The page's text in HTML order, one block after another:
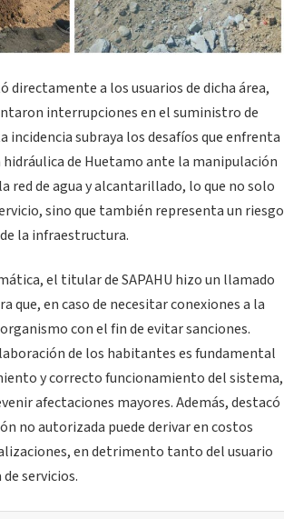
directamente a los usuarios de dicha área,
interrupciones en el suministro de
incidencia subraya los desafíos que enfrenta
de Huetamo ante la manipulación
red de agua y alcantarillado, lo que no solo
sino que también representa un riesgo
la infraestructura.
el titular de SAPAHU hizo un llamado
que, en caso de necesitar conexiones a la
con el fin de evitar sanciones.
de los habitantes es fundamental
y correcto funcionamiento del sistema,
afectaciones mayores. Además, destacó
no autorizada puede derivar en costos
en detrimento tanto del usuario
servicios.